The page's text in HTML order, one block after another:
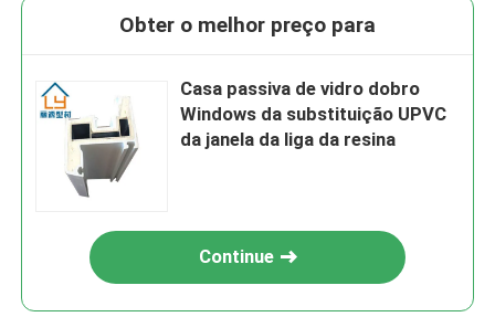
Obter o melhor preço para
Casa passiva de vidro dobro
Windows da substituição UPVC
da janela da liga da resina
Continue